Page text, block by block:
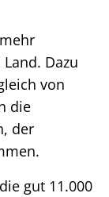
Dazu
von
die
der
gut 11.000